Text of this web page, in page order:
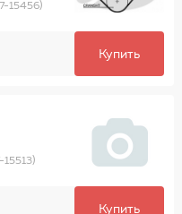
15456)
Купить
15513)
Купить